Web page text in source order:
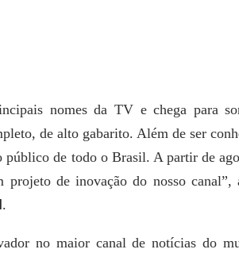
nomes da TV e chega para
de alto gabarito. Além de ser
de todo o Brasil. A partir de
projeto de inovação do nosso
.
no maior canal de notícias do